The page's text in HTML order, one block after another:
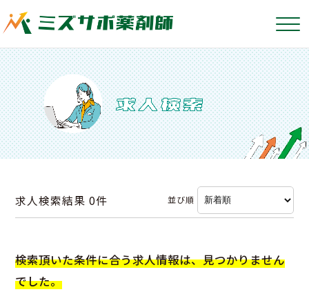
求人検索結果0件 並び順
検索頂いた条件に合う求人情報は、見つかりません
でした。